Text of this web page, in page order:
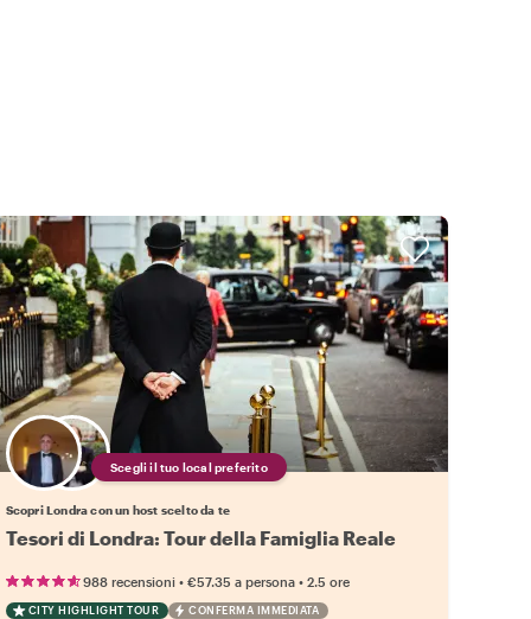
Scegli il tuo local preferito
Scopri Londra con un host scelto da te
Tesori di Londra: Tour della Famiglia Reale
988 recensioni• €57.35 a persona• 2.5 ore
CITY HIGHLIGHT TOUR CONFERMA IMMEDIATA